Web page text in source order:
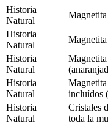
Historia
Natural
Historia
Natural
Historia
Natural
Historia
Natural
incluídos
Historia
Natural
Cristales
toda la